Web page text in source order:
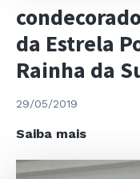
China
(CCIOC)
da Estrela
Rainha da
29/05/2019
Saiba maisRenato
Neto